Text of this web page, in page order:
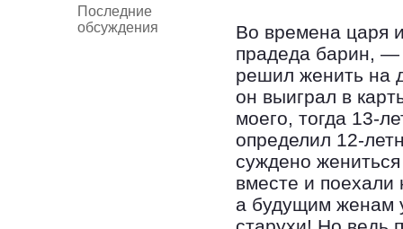
Последние
обсуждения
Во времена царя
прадеда барин, —
решил женить на
он выиграл в
моего, тогда 13-
определил 12-
суждено
вместе и поехали
а будущим женам